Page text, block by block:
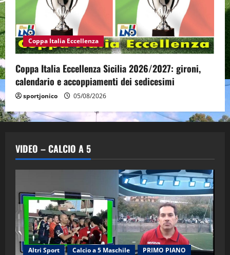
Coppa Italia Eccellenza
Coppa Italia Eccellenza Sicilia 2026/2027: gironi,
calendario e accoppiamenti dei sedicesimi
sportjonico 05/08/2026
VIDEO – CALCIO A 5
Altri Sport Calcio a 5 Maschile
PRIMO PIANO